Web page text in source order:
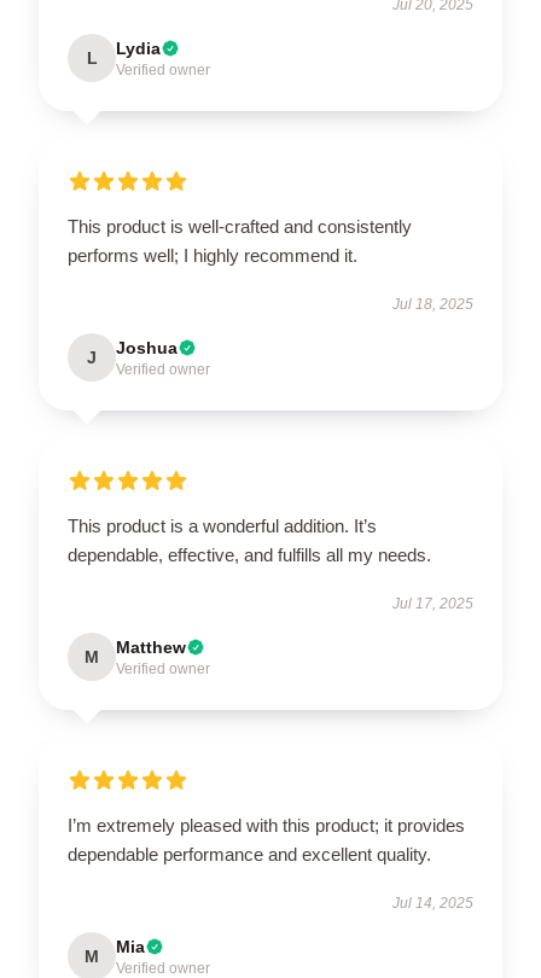
Jul 20, 2025
L Lydia
Verified owner
This product is well-crafted and consistently
performs well; I highly recommend it.
Jul 18, 2025
J Joshua
Verified owner
This product is a wonderful addition. It’s
dependable, effective, and fulfills all my needs.
Jul 17, 2025
M Matthew
Verified owner
I’m extremely pleased with this product; it provides
dependable performance and excellent quality.
Jul 14, 2025
M Mia
Verified owner